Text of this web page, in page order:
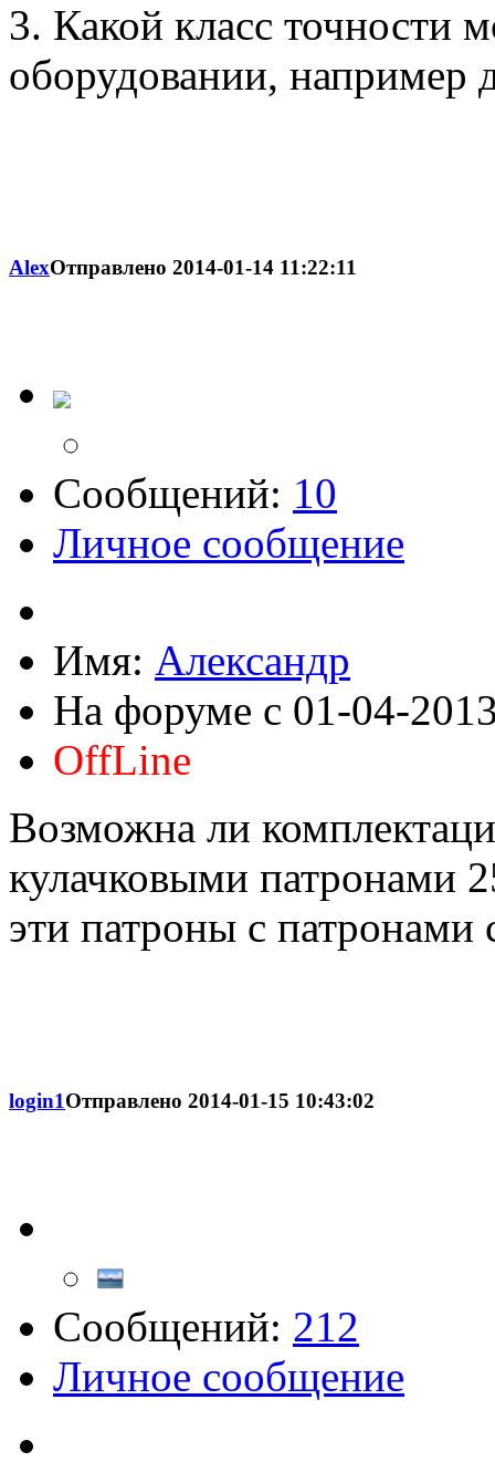
3. Какой класс точности
оборудовании, например
AlexОтправлено 2014-01-14 11:22:11
Сообщений: 10
Личное сообщение
Имя: Александр
На форуме с 01-04-
OffLine
Возможна ли
кулачковыми патронами
эти патроны с патронами
login1Отправлено 2014-01-15 10:43:02
Сообщений: 212
Личное сообщение